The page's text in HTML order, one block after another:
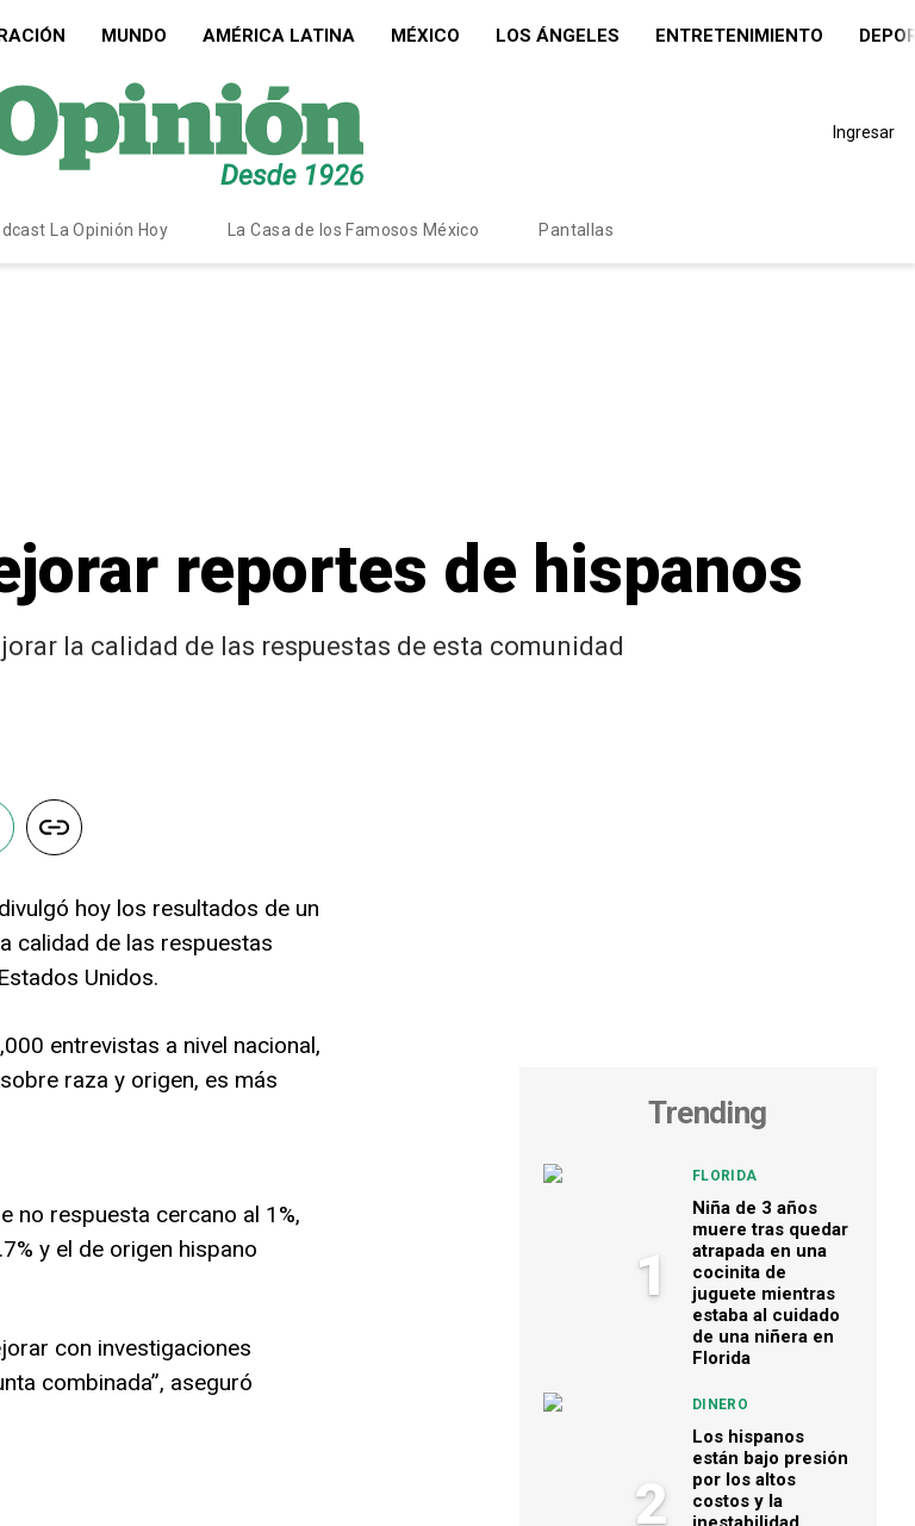
MUNDO AMÉRICA LATINA MÉXICO LOS ÁNGELES ENTRETENIMIENTO
Ingresar
La Opinión Hoy La Casa de los Famosos México Pantallas
reportes de hispanos
la calidad de las respuestas de esta comunidad
hoy los resultados de un
calidad de las respuestas
Unidos.
entrevistas a nivel nacional,
raza y origen, es más
no respuesta cercano al 1%,
y el de origen hispano
con investigaciones
combinada”, aseguró
Trending
1
FLORIDA
Niña de 3 años
muere tras quedar
atrapada en una
cocinita de
juguete mientras
estaba al cuidado
de una niñera en
Florida
2
DINERO
Los hispanos
están bajo presión
por los altos
costos y la